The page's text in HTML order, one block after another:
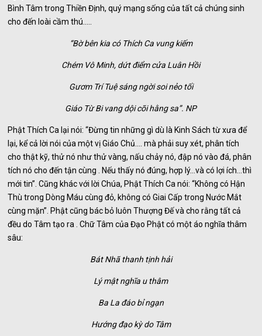
Bình Tâm trong Thiền Định, quý mạng sống của tất cả chúng sinh
cho đến loài cầm thú…..
“Bờ bên kia có Thích Ca vung kiếm
Chém Vô Minh, dứt điểm cửa Luân Hồi
Gươm Trí Tuệ sáng ngời soi nẻo tối
Giáo Từ Bi vang dội cõi hằng sa”. NP
Phật Thích Ca lại nói: “Đừng tin những gì dù là Kinh Sách từ xưa để
lại, kể cả lời nói của một vị Giáo Chủ…. mà phải suy xét, phân tích
cho thật kỹ, thử nó như thử vàng, nấu chảy nó, đập nó vào đá, phân
tích nó cho đến tận cùng . Nếu thấy nó đúng, hợp lý…và có lợi ích…thì
mới tin”. Cũng khác với lời Chúa, Phật Thích Ca nói: “Không có Hận
Thù trong Dòng Máu cùng đỏ, không có Giai Cấp trong Nước Mắt
cùng mặn”. Phật cũng bác bỏ luôn Thượng Đế và cho rằng tất cả
đều do Tâm tạo ra . Chữ Tâm của Đạo Phật có một áo nghĩa thâm
sâu:
Bát Nhã thanh tịnh hải
Lý mật nghĩa u thâm
Ba La đáo bỉ ngạn
Hướng đạo kỳ do Tâm